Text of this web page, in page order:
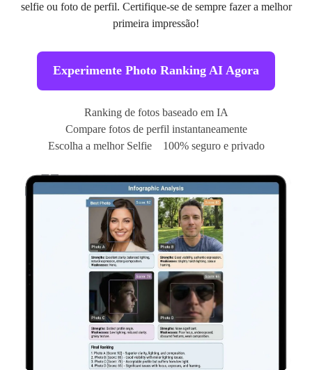
selfie ou foto de perfil. Certifique-se de sempre fazer a melhor
primeira impressão!
Experimente Photo Ranking AI Agora
Ranking de fotos baseado em IA
Compare fotos de perfil instantaneamente
Escolha a melhor Selfie
100% seguro e privado